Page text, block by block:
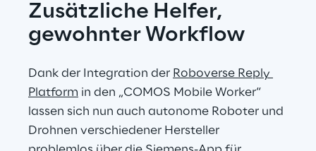
Zusätzliche Helfer,
gewohnter Workflow
Dank der Integration der Roboverse Reply
Platform in den „COMOS Mobile Worker“
lassen sich nun auch autonome Roboter und
Drohnen verschiedener Hersteller